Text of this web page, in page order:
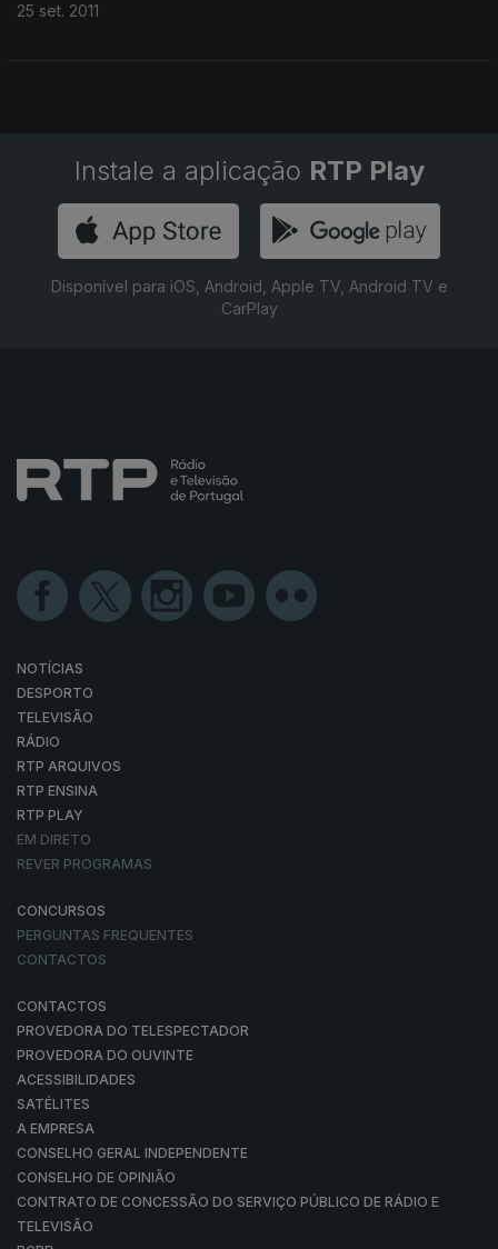
25 set. 2011
Instale a aplicação RTP Play
Disponível para iOS, Android, Apple TV, Android TV e
CarPlay
NOTÍCIAS
DESPORTO
TELEVISÃO
RÁDIO
RTP ARQUIVOS
RTP ENSINA
RTP PLAY
EM DIRETO
REVER PROGRAMAS
CONCURSOS
PERGUNTAS FREQUENTES
CONTACTOS
CONTACTOS
PROVEDORA DO TELESPECTADOR
PROVEDORA DO OUVINTE
ACESSIBILIDADES
SATÉLITES
A EMPRESA
CONSELHO GERAL INDEPENDENTE
CONSELHO DE OPINIÃO
CONTRATO DE CONCESSÃO DO SERVIÇO PÚBLICO DE RÁDIO E
TELEVISÃO